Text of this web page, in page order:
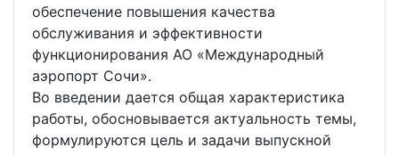
обеспечение повышения качества
обслуживания и эффективности
функционирования АО «Международный
аэропорт Сочи».
Во введении дается общая характеристика
работы, обосновывается актуальность темы,
формулируются цель и задачи выпускной